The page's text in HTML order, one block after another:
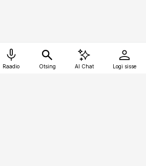
Raadio Otsing AI Chat Logi sisse